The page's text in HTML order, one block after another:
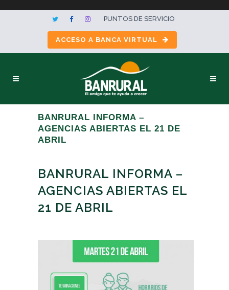
PUNTOS DE SERVICIO
ACCESO A BANCA VIRTUAL
BANRURAL INFORMA –
AGENCIAS ABIERTAS EL 21 DE
ABRIL
BANRURAL INFORMA –
AGENCIAS ABIERTAS EL
21 DE ABRIL